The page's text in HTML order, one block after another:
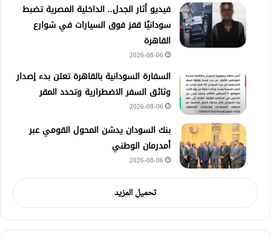
فيديو أثار الجدل.. الداخلية المصرية تضبط
سودانيًا قفز فوق السيارات في شوارع
القاهرة
2026-08-06
السفارة السودانية بالقاهرة تعلن بدء إصدار
وثائق السفر الاضطرارية وتحدد المقر
2026-08-06
بنك السودان يدشن المحول القومي عبر
أمدرمان الوطني
2026-08-06
تحميل المزيد